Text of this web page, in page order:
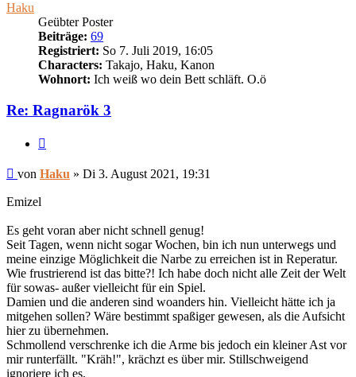
Haku
Geübter Poster
Beiträge: 69
Registriert: So 7. Juli 2019, 16:05
Characters: Takajo, Haku, Kanon
Wohnort: Ich weiß wo dein Bett schläft. O.ö
Re: Ragnarök 3
Beitrag
von Haku » Di 3. August 2021, 19:31
Emizel
Es geht voran aber nicht schnell genug!
Seit Tagen, wenn nicht sogar Wochen, bin ich nun unterwegs und
meine einzige Möglichkeit die Narbe zu erreichen ist in Reperatur.
Wie frustrierend ist das bitte?! Ich habe doch nicht alle Zeit der Welt
für sowas- außer vielleicht für ein Spiel.
Damien und die anderen sind woanders hin. Vielleicht hätte ich ja
mitgehen sollen? Wäre bestimmt spaßiger gewesen, als die Aufsicht
hier zu übernehmen.
Schmollend verschrenke ich die Arme bis jedoch ein kleiner Ast vor
mir runterfällt. "Kräh!", krächzt es über mir. Stillschweigend
ignoriere ich es.